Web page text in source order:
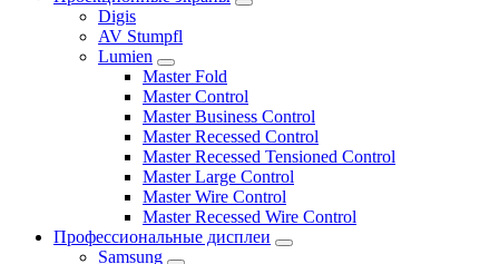
Digis
AV Stumpfl
Lumien
Master Fold
Master Control
Master Business Control
Master Recessed Control
Master Recessed Tensioned Control
Master Large Control
Master Wire Control
Master Recessed Wire Control
Профессиональные дисплеи
Samsung